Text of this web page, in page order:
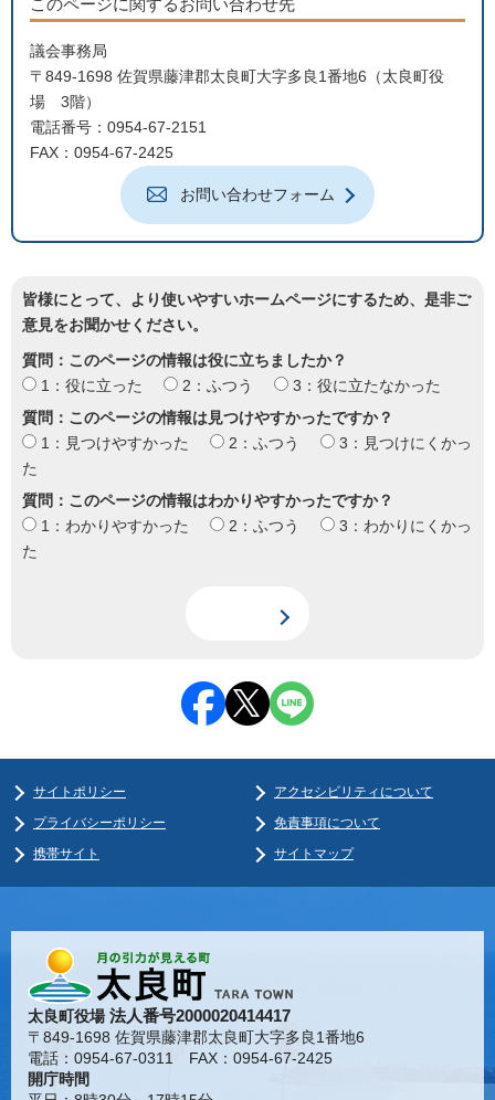
このページに関するお問い合わせ先
議会事務局
〒849-1698 佐賀県藤津郡太良町大字多良1番地6（太良町役
場 3階）
電話番号：0954-67-2151
FAX：0954-67-2425
お問い合わせフォーム
皆様にとって、より使いやすいホームページにするため、是非ご
意見をお聞かせください。
質問：このページの情報は役に立ちましたか？
1：役に立った
2：ふつう
3：役に立たなかった
質問：このページの情報は見つけやすかったですか？
1：見つけやすかった
2：ふつう
3：見つけにくかっ
た
質問：このページの情報はわかりやすかったですか？
1：わかりやすかった
2：ふつう
3：わかりにくかっ
た
サイトポリシー
アクセシビリティについて
プライバシーポリシー
免責事項について
携帯サイト
サイトマップ
太良町役場法人番号2000020414417
〒849-1698 佐賀県藤津郡太良町大字多良1番地6
電話：0954-67-0311 FAX：0954-67-2425
開庁時間